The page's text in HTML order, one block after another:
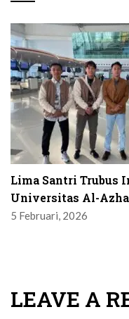
Lima Santri Trubus
Universitas Al-
5 Februari, 2026
LEAVE A